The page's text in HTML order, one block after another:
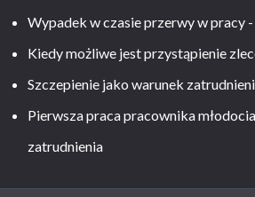
Wypadek w czasie przerwy w pracy
Kiedy możliwe jest przystąpienie
Szczepienie jako warunek
Pierwsza praca pracownika
zatrudnienia